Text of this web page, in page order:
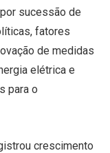
sucessão de
fatores
de medidas
elétrica e
para o
crescimento